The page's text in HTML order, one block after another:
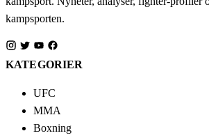
kampsporten.
KATEGORIER
UFC
MMA
Boxning